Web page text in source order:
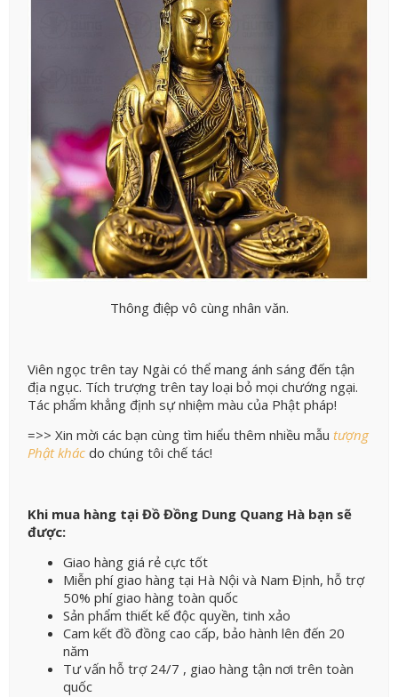
Thông điệp vô cùng nhân văn.
Viên ngọc trên tay Ngài có thể mang ánh sáng đến tận
địa ngục. Tích trượng trên tay loại bỏ mọi chướng ngại.
Tác phẩm khẳng định sự nhiệm màu của Phật pháp!
=>> Xin mời các bạn cùng tìm hiểu thêm nhiều mẫu tượng
Phật khác do chúng tôi chế tác!
Khi mua hàng tại Đồ Đồng Dung Quang Hà bạn sẽ
được:
Giao hàng giá rẻ cực tốt
Miễn phí giao hàng tại Hà Nội và Nam Định, hỗ trợ
50% phí giao hàng toàn quốc
Sản phẩm thiết kế độc quyền, tinh xảo
Cam kết đồ đồng cao cấp, bảo hành lên đến 20
năm
Tư vấn hỗ trợ 24/7 , giao hàng tận nơi trên toàn
quốc